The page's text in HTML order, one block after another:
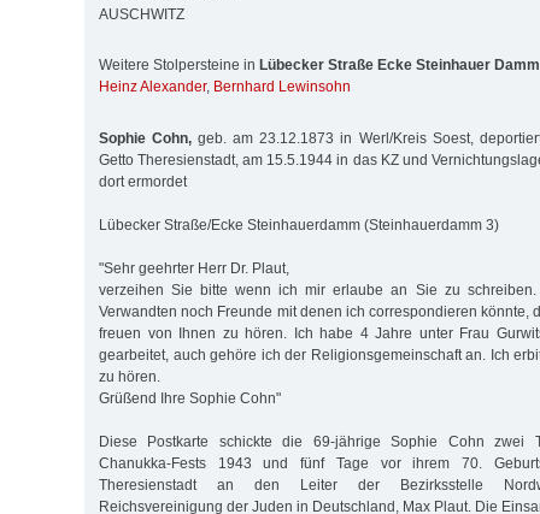
AUSCHWITZ
Weitere Stolpersteine in Lübecker Straße Ecke Steinhauer Damm
Heinz Alexander, Bernhard Lewinsohn
Sophie Cohn, geb. am 23.12.1873 in Werl/Kreis Soest,
Getto Theresienstadt, am 15.5.1944 in das KZ und
dort ermordet
Lübecker Straße/Ecke Steinhauerdamm (Steinhauerdamm 3)
"Sehr geehrter Herr Dr. Plaut,
verzeihen Sie bitte wenn ich mir erlaube an Sie zu
Verwandten noch Freunde mit denen ich correspondieren könnte,
freuen von Ihnen zu hören. Ich habe 4 Jahre unter Frau
gearbeitet, auch gehöre ich der Religionsgemeinschaft an. Ich
zu hören.
Grüßend Ihre Sophie Cohn"
Diese Postkarte schickte die 69-jährige Sophie Cohn zwei
Chanukka-Fests 1943 und fünf Tage vor ihrem 70.
Theresienstadt an den Leiter der Bezirksstelle
Reichsvereinigung der Juden in Deutschland, Max Plaut. Die